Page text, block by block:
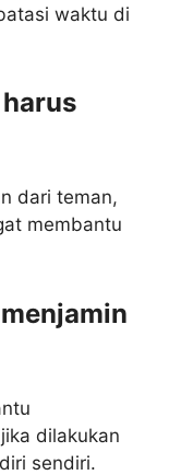
waktu di
dari teman,
membantu
dilakukan
sendiri.